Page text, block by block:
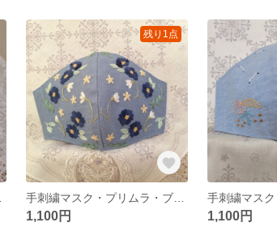
残り1点
手刺繍マスク・プリムラ・ブルー・M・No.38
1,100円 1,100円